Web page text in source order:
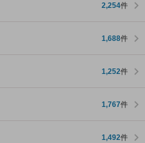
2,254件
1,688件
1,252件
1,767件
1,492件